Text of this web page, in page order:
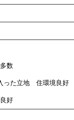
数
った立地 住環境良好
好